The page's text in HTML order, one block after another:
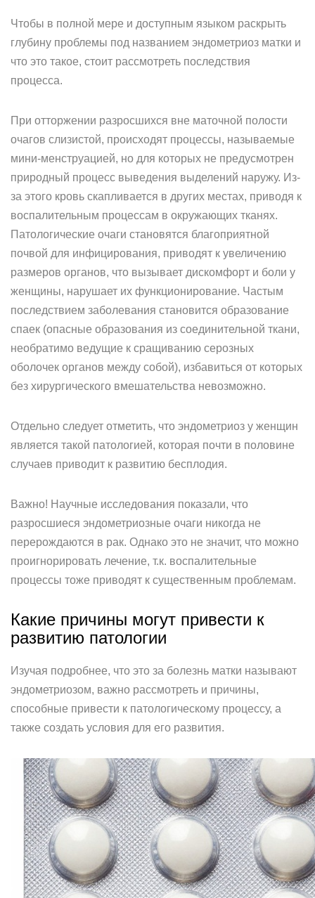
Чтобы в полной мере и доступным языком раскрыть
глубину проблемы под названием эндометриоз матки и
что это такое, стоит рассмотреть последствия
процесса.
При отторжении разросшихся вне маточной полости
очагов слизистой, происходят процессы, называемые
мини-менструацией, но для которых не предусмотрен
природный процесс выведения выделений наружу. Из-
за этого кровь скапливается в других местах, приводя к
воспалительным процессам в окружающих тканях.
Патологические очаги становятся благоприятной
почвой для инфицирования, приводят к увеличению
размеров органов, что вызывает дискомфорт и боли у
женщины, нарушает их функционирование. Частым
последствием заболевания становится образование
спаек (опасные образования из соединительной ткани,
необратимо ведущие к сращиванию серозных
оболочек органов между собой), избавиться от которых
без хирургического вмешательства невозможно.
Отдельно следует отметить, что эндометриоз у женщин
является такой патологией, которая почти в половине
случаев приводит к развитию бесплодия.
Важно! Научные исследования показали, что
разросшиеся эндометриозные очаги никогда не
перерождаются в рак. Однако это не значит, что можно
проигнорировать лечение, т.к. воспалительные
процессы тоже приводят к существенным проблемам.
Какие причины могут привести к
развитию патологии
Изучая подробнее, что это за болезнь матки называют
эндометриозом, важно рассмотреть и причины,
способные привести к патологическому процессу, а
также создать условия для его развития.